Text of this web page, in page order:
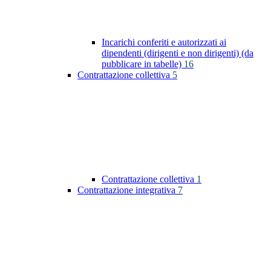
Incarichi conferiti e autorizzati ai
dipendenti (dirigenti e non dirigenti) (da
pubblicare in tabelle) 16
Contrattazione collettiva 5
Contrattazione collettiva 1
Contrattazione integrativa 7